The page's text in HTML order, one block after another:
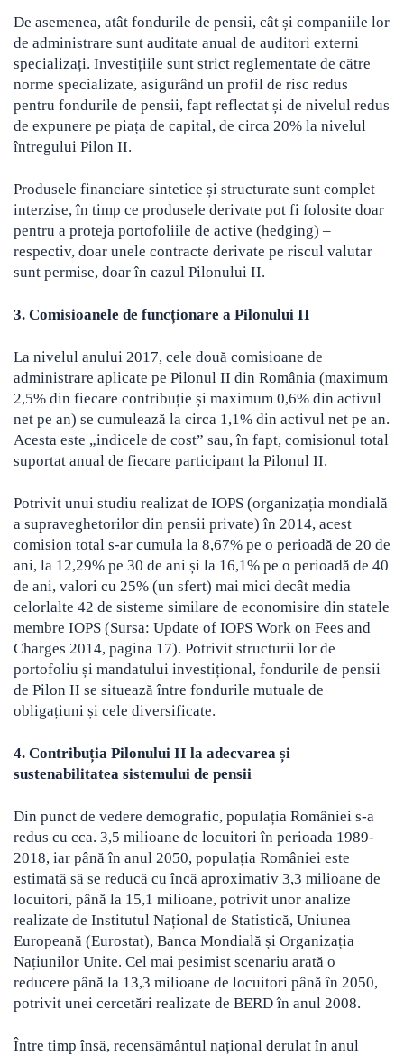
De asemenea, atât fondurile de pensii, cât și companiile lor
de administrare sunt auditate anual de auditori externi
specializați. Investițiile sunt strict reglementate de către
norme specializate, asigurând un profil de risc redus
pentru fondurile de pensii, fapt reflectat și de nivelul redus
de expunere pe piața de capital, de circa 20% la nivelul
întregului Pilon II.
Produsele financiare sintetice și structurate sunt complet
interzise, în timp ce produsele derivate pot fi folosite doar
pentru a proteja portofoliile de active (hedging) –
respectiv, doar unele contracte derivate pe riscul valutar
sunt permise, doar în cazul Pilonului II.
3. Comisioanele de funcționare a Pilonului II
La nivelul anului 2017, cele două comisioane de
administrare aplicate pe Pilonul II din România (maximum
2,5% din fiecare contribuție și maximum 0,6% din activul
net pe an) se cumulează la circa 1,1% din activul net pe an.
Acesta este „indicele de cost” sau, în fapt, comisionul total
suportat anual de fiecare participant la Pilonul II.
Potrivit unui studiu realizat de IOPS (organizația mondială
a supraveghetorilor din pensii private) în 2014, acest
comision total s-ar cumula la 8,67% pe o perioadă de 20 de
ani, la 12,29% pe 30 de ani și la 16,1% pe o perioadă de 40
de ani, valori cu 25% (un sfert) mai mici decât media
celorlalte 42 de sisteme similare de economisire din statele
membre IOPS (Sursa: Update of IOPS Work on Fees and
Charges 2014, pagina 17). Potrivit structurii lor de
portofoliu și mandatului investițional, fondurile de pensii
de Pilon II se situează între fondurile mutuale de
obligațiuni și cele diversificate.
4. Contribuția Pilonului II la adecvarea și
sustenabilitatea sistemului de pensii
Din punct de vedere demografic, populația României s-a
redus cu cca. 3,5 milioane de locuitori în perioada 1989-
2018, iar până în anul 2050, populația României este
estimată să se reducă cu încă aproximativ 3,3 milioane de
locuitori, până la 15,1 milioane, potrivit unor analize
realizate de Institutul Național de Statistică, Uniunea
Europeană (Eurostat), Banca Mondială și Organizația
Națiunilor Unite. Cel mai pesimist scenariu arată o
reducere până la 13,3 milioane de locuitori până în 2050,
potrivit unei cercetări realizate de BERD în anul 2008.
Între timp însă, recensământul național derulat în anul